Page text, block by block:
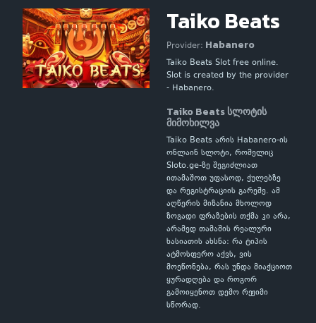
Taiko Beats
Provider: Habanero
Taiko Beats Slot free online.
Slot is created by the provider
- Habanero.
Taiko Beats სლოტის
მიმოხილვა
Taiko Beats არის Habanero-ის
ონლაინ სლოტი, რომელიც
Sloto.ge-ზე შეგიძლიათ
ითამაშოთ უფასოდ, ქულებზე
და რეგისტრაციის გარეშე. ამ
აღწერის მიზანია მხოლოდ
ზოგადი ფრაზების თქმა კი არა,
არამედ თამაშის რეალური
ხასიათის ახსნა: რა ტიპის
ატმოსფერო აქვს, ვის
მოეწონება, რას უნდა მიაქციოთ
ყურადღება და როგორ
გამოიყენოთ დემო რეჟიმი
სწორად.